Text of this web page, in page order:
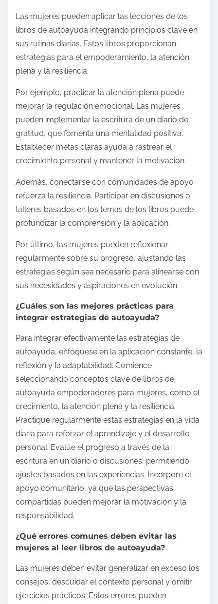
Las mujeres pueden aplicar las lecciones de los
libros de autoayuda integrando principios clave en
sus rutinas diarias. Estos libros proporcionan
estrategias para el empoderamiento, la atención
plena y la resiliencia.
Por ejemplo, practicar la atención plena puede
mejorar la regulación emocional. Las mujeres
pueden implementar la escritura de un diario de
gratitud, que fomenta una mentalidad positiva.
Establecer metas claras ayuda a rastrear el
crecimiento personal y mantener la motivación.
Además, conectarse con comunidades de apoyo
refuerza la resiliencia. Participar en discusiones o
talleres basados en los temas de los libros puede
profundizar la comprensión y la aplicación.
Por último, las mujeres pueden reflexionar
regularmente sobre su progreso, ajustando las
estrategias según sea necesario para alinearse con
sus necesidades y aspiraciones en evolución.
¿Cuáles son las mejores prácticas para
integrar estrategias de autoayuda?
Para integrar efectivamente las estrategias de
autoayuda, enfóquese en la aplicación constante, la
reflexión y la adaptabilidad. Comience
seleccionando conceptos clave de libros de
autoayuda empoderadores para mujeres, como el
crecimiento, la atención plena y la resiliencia.
Practique regularmente estas estrategias en la vida
diaria para reforzar el aprendizaje y el desarrollo
personal. Evalúe el progreso a través de la
escritura en un diario o discusiones, permitiendo
ajustes basados en las experiencias. Incorpore el
apoyo comunitario, ya que las perspectivas
compartidas pueden mejorar la motivación y la
responsabilidad.
¿Qué errores comunes deben evitar las
mujeres al leer libros de autoayuda?
Las mujeres deben evitar generalizar en exceso los
consejos, descuidar el contexto personal y omitir
ejercicios prácticos. Estos errores pueden